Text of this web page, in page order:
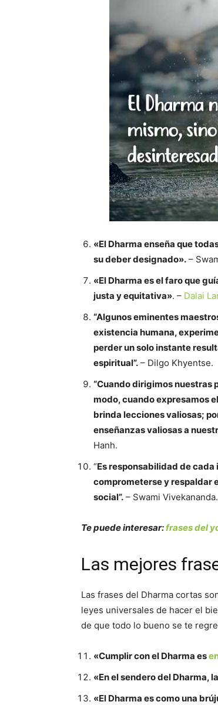
«El Dharma enseña que
su deber designado». –
«El Dharma es el faro que
justa y equitativa». – Dalai
“Algunos eminentes
existencia humana,
perder un solo instante
espiritual”. – Dilgo Khyentse.
“Cuando dirigimos nuestras
modo, cuando expresamos
brinda lecciones valiosas;
enseñanzas valiosas a
Hanh.
“Es responsabilidad de
comprometerse y respaldar
social”. – Swami Vivekananda.
Te puede interesar:frases del
Las mejores
Las frases del Dharma cortas
leyes universales de hacer el
de que todo lo bueno se te
«Cumplir con el Dharma es
«En el sendero del Dharma,
«El Dharma es como una